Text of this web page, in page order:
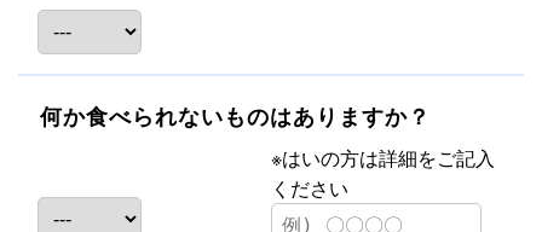
何か食べられないものはありますか？
※はいの方は詳細をご記入
ください